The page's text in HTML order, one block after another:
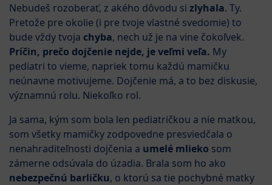
Nebudeš rozoberať, z akého dôvodu si zlyhala. Ty.
Pretože pre okolie (i pre tvoje vlastné svedomie) to
bude vždy tvoja chyba, nech už je na vine čokoľvek.
Príčin, prečo dojčenie nejde, je veľmi veľa. My
pediatri to vieme, napriek tomu každú mamičku
neúnavne motivujeme. Dojčenie má, a to bez diskusie,
významnú rolu. Niekoľko rol.
Ja sama, kým som bola len pediatričkou a nie matkou,
som všetky mamičky zodpovedne presviedčala o
nenahraditeľnosti dojčenia a umelé mlieko som
zámerne odsúvala do úzadia. Brala som ho ako
nebezpečnú barličku, o ktorú sa tie pochybné matky